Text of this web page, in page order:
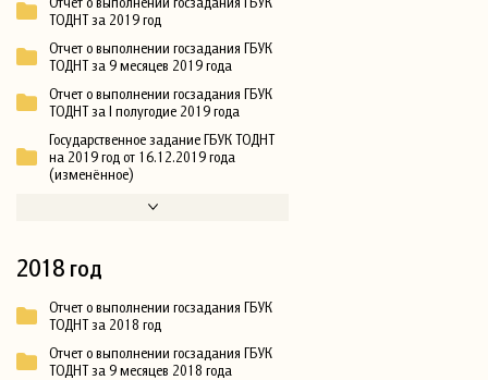
ТОДНТ за 2019 год
Отчет о выполнении госзадания ГБУК
ТОДНТ за 9 месяцев 2019 года
Отчет о выполнении госзадания ГБУК
ТОДНТ за I полугодие 2019 года
Государственное задание ГБУК ТОДНТ
на 2019 год от 16.12.2019 года
(изменённое)
2018 год
Отчет о выполнении госзадания ГБУК
ТОДНТ за 2018 год
Отчет о выполнении госзадания ГБУК
ТОДНТ за 9 месяцев 2018 года